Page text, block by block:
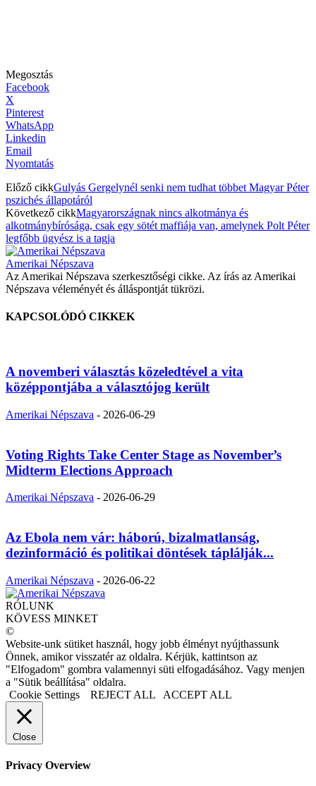
Megosztás
Facebook
X
Pinterest
WhatsApp
Linkedin
Email
Nyomtatás
Előző cikkGulyás Gergelynél senki nem tudhat többet Magyar Péter
pszichés állapotáról
Következő cikkMagyarországnak nincs alkotmánya és
alkotmánybírósága, csak egy sötét maffiája van, amelynek Polt Péter
legfőbb ügyész is a tagja
Amerikai Népszava
Az Amerikai Népszava szerkesztőségi cikke. Az írás az Amerikai
Népszava véleményét és álláspontját tükrözi.
KAPCSOLÓDÓ CIKKEK
A novemberi választás közeledtével a vita
középpontjába a választójog került
Amerikai Népszava - 2026-06-29
Voting Rights Take Center Stage as November’s
Midterm Elections Approach
Amerikai Népszava - 2026-06-29
Az Ebola nem vár: háború, bizalmatlanság,
dezinformáció és politikai döntések táplálják...
Amerikai Népszava - 2026-06-22
RÓLUNK
KÖVESS MINKET
©
Website-unk sütiket használ, hogy jobb élményt nyújthassunk
Önnek, amikor visszatér az oldalra. Kérjük, kattintson az
"Elfogadom" gombra valamennyi süti elfogadásához. Vagy menjen
a "Sütik beállítása" oldalra.
Cookie Settings
REJECT ALL ACCEPT ALL
Close
Privacy Overview